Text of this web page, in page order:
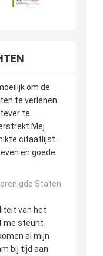
om de
te verlenen.
te
Mej.
citaatlijst.
en goede
Staten
van het
me steunt
al mijn
bij tijd aan